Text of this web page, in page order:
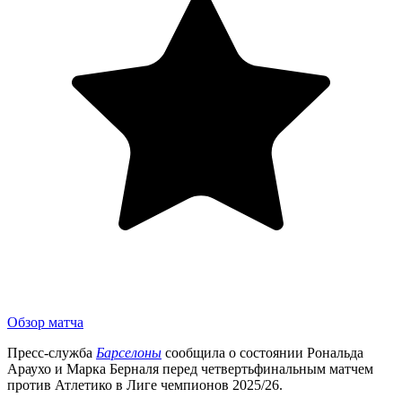
Обзор матча
Пресс-служба Барселоны сообщила о состоянии Рональда
Араухо и Марка Берналя перед четвертьфинальным матчем
против Атлетико в Лиге чемпионов 2025/26.